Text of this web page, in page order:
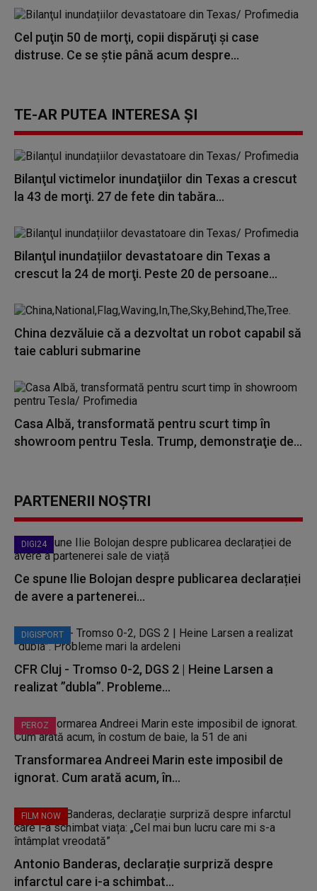
Cel puţin 50 de morţi, copii dispăruţi şi case
distruse. Ce se ştie până acum despre...
TE-AR PUTEA INTERESA ȘI
Bilanţul victimelor inundaţiilor din Texas a crescut
la 43 de morţi. 27 de fete din tabăra...
Bilanţul inundațiilor devastatoare din Texas a
crescut la 24 de morţi. Peste 20 de persoane...
China dezvăluie că a dezvoltat un robot capabil să
taie cabluri submarine
Casa Albă, transformată pentru scurt timp în
showroom pentru Tesla. Trump, demonstraţie de...
PARTENERII NOȘTRI
DIGI24
Ce spune Ilie Bolojan despre publicarea declarației
de avere a partenerei...
DIGISPORT
CFR Cluj - Tromso 0-2, DGS 2 | Heine Larsen a
realizat ”dubla”. Probleme...
PEROZ
Transformarea Andreei Marin este imposibil de
ignorat. Cum arată acum, în...
FILM NOW
Antonio Banderas, declarație surpriză despre
infarctul care i-a schimbat...